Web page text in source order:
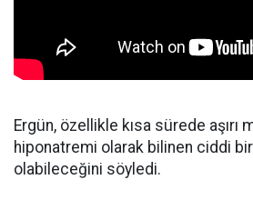
Ergün, özellikle kısa sürede aşırı
hiponatremi olarak bilinen ciddi
olabileceğini söyledi.